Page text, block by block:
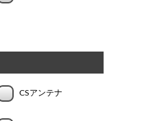
CSアンテナ